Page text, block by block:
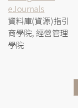
eJournals
資料庫(資源)指引
商學院, 經營管理
學院